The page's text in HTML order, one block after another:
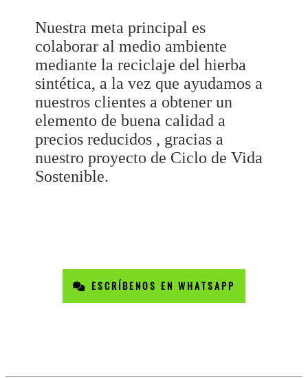
Nuestra meta principal es
colaborar al medio ambiente
mediante la reciclaje del hierba
sintética, a la vez que ayudamos a
nuestros clientes a obtener un
elemento de buena calidad a
precios reducidos , gracias a
nuestro proyecto de Ciclo de Vida
Sostenible.
ESCRÍBENOS EN WHATSAPP